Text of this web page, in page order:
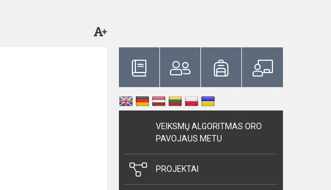
VEIKSMŲ ALGORITMAS ORO
PAVOJAUS METU
PROJEKTAI